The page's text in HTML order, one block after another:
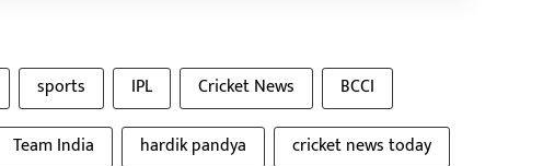
sports IPL Cricket News
BCCI
Team India hardik pandya
cricket news today